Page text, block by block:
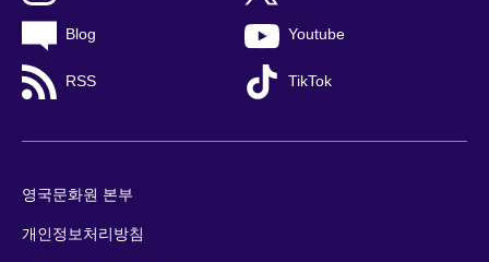
Blog Youtube
RSS TikTok
영국문화원 본부
개인정보처리방침